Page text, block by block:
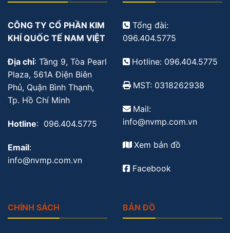
CÔNG TY CỔ PHẦN KIM
KHÍ QUỐC TẾ NAM VIỆT
Địa chỉ: Tầng 9, Tòa Pearl
Plaza, 561A Điện Biên
Phủ, Quận Bình Thạnh,
Tp. Hồ Chí Minh
Hotline: 096.404.5775
Email:
info@nvmp.com.vn
Tổng đài:
096.404.5775
Hotline: 096.404.5775
MST: 0318262938
Mail:
info@nvmp.com.vn
Xem bản đồ
Facebook
CHÍNH SÁCH BẢN ĐỒ